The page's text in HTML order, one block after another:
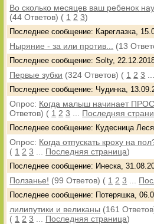
Во сколько месяцев ваш ребенок
(44 Ответов) ( 1 2 3)
Последнее сообщение: Кареглазка,
Ныряние - за или против... (13
Последнее сообщение: Solty,
Первые зубки (324 Ответов) ( 1 2 3
Последнее сообщение: Чудинка,
Опрос: Когда малыш начинает
Ответов) ( 1 2 3 Последняя
Последнее сообщение: Кудесница
Опрос: Когда отпускать кроху на
( 1 2 3 Последняя страница)
Последнее сообщение: Инеска,
Ползанье! (99 Ответов) ( 1 2 3
Последнее сообщение: Потеряшка,
лилипутики и великаны (161
( 1 2 3 Последняя страница)